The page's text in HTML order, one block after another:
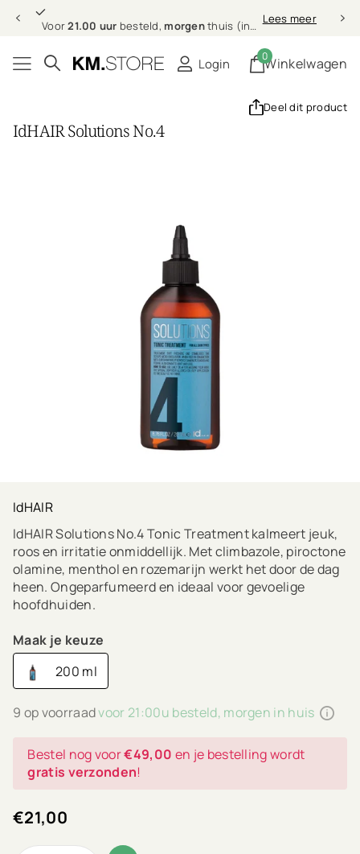
Voor21.00 uur besteld, morgenthuis (in NL & BE) Lees meer
Login Winkelwagen
0
Deel dit product
IdHAIR Solutions No.4
IdHAIR
IdHAIR Solutions No.4 Tonic Treatment kalmeert jeuk,
roos en irritatie onmiddellijk. Met climbazole, piroctone
olamine, menthol en rozemarijn werkt het door de dag
heen. Ongeparfumeerd en ideaal voor gevoelige
hoofdhuiden.
Maak je keuze
200 ml
9 op voorraadvoor 21:00u besteld, morgen in huis
Bestel nog voor€49,00 en je bestelling wordt
gratis verzonden!
€21,00